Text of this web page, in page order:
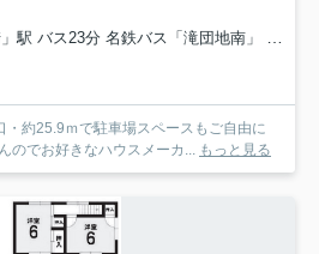
バス23分 名鉄バス「滝団地南」 停歩2分
約25.9ｍで駐車場スペースもご自由に
でお好きなハウスメーカ... もっと見る